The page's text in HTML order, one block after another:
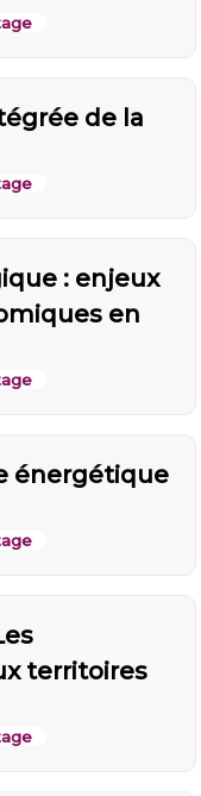
de la
: enjeux
en
énergétique
territoires